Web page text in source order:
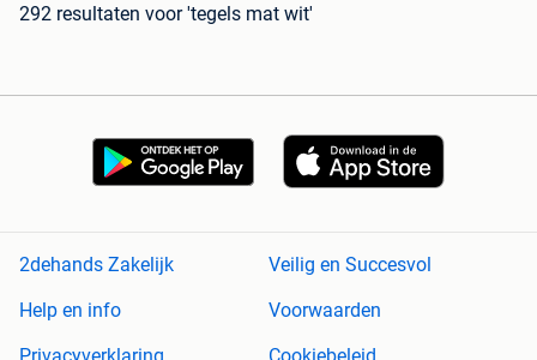
292 resultaten voor 'tegels mat wit'
2dehands Zakelijk
Veilig en Succesvol
Help en info
Voorwaarden